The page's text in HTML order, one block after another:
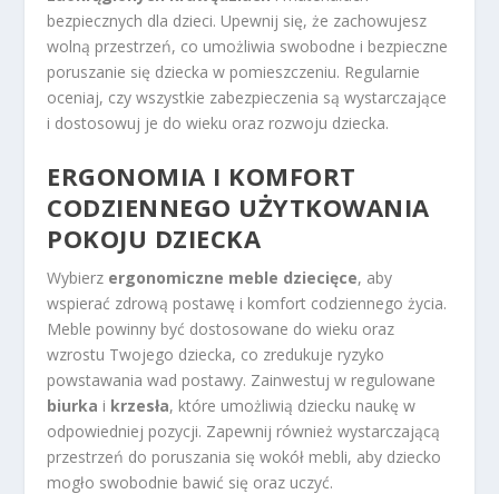
bezpiecznych dla dzieci. Upewnij się, że zachowujesz
wolną przestrzeń, co umożliwia swobodne i bezpieczne
poruszanie się dziecka w pomieszczeniu. Regularnie
oceniaj, czy wszystkie zabezpieczenia są wystarczające
i dostosowuj je do wieku oraz rozwoju dziecka.
ERGONOMIA I KOMFORT
CODZIENNEGO UŻYTKOWANIA
POKOJU DZIECKA
Wybierz ergonomiczne meble dziecięce, aby
wspierać zdrową postawę i komfort codziennego życia.
Meble powinny być dostosowane do wieku oraz
wzrostu Twojego dziecka, co zredukuje ryzyko
powstawania wad postawy. Zainwestuj w regulowane
biurka i krzesła, które umożliwią dziecku naukę w
odpowiedniej pozycji. Zapewnij również wystarczającą
przestrzeń do poruszania się wokół mebli, aby dziecko
mogło swobodnie bawić się oraz uczyć.